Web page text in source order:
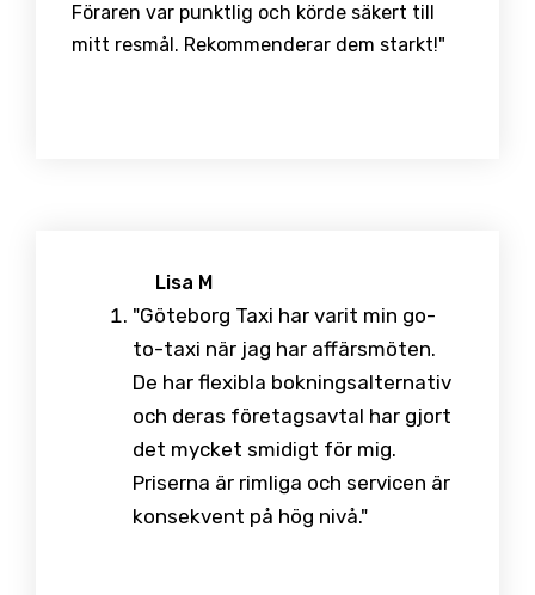
Föraren var punktlig och körde säkert till
mitt resmål. Rekommenderar dem starkt!"
Lisa M
"Göteborg Taxi har varit min go-
to-taxi när jag har affärsmöten.
De har flexibla bokningsalternativ
och deras företagsavtal har gjort
det mycket smidigt för mig.
Priserna är rimliga och servicen är
konsekvent på hög nivå."